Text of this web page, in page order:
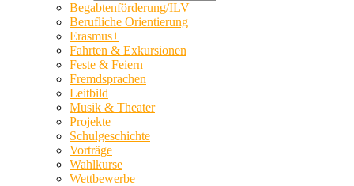
Begabtenförderung/ILV
Berufliche Orientierung
Erasmus+
Fahrten & Exkursionen
Feste & Feiern
Fremdsprachen
Leitbild
Musik & Theater
Projekte
Schulgeschichte
Vorträge
Wahlkurse
Wettbewerbe